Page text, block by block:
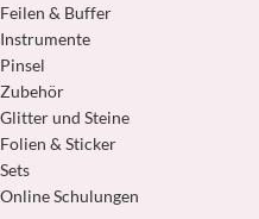
Feilen & Buffer
Instrumente
Pinsel
Zubehör
Glitter und Steine
Folien & Sticker
Sets
Online Schulungen